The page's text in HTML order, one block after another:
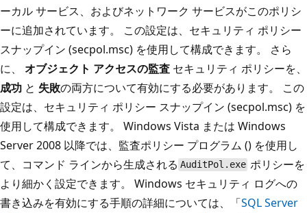
ーカル サービス、およびネットワーク サービスがこのポリシ
ーに追加されています。 この設定は、セキュリティ ポリシー
スナップイン (secpol.msc) を使用して構成できます。 さら
に、 オブジェクト アクセスの監査 セキュリティ ポリシーを、
成功 と 失敗の両方について有効にする必要があります。 この
設定は、セキュリティ ポリシー スナップイン (secpol.msc) を
使用して構成できます。 Windows Vista または Windows
Server 2008 以降では、監査ポリシー プログラム () を使用し
て、コマンド ラインから生成される AuditPol.exe ポリシーを
より細かく設定できます。 Windows セキュリティ ログへの
書き込みを有効にする手順の詳細については、「SQL Server